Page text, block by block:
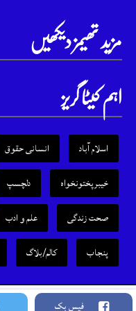
فیس بک
مزید تھیمز دیکھیں
اہم کیٹا گریز
اسلام آباد انسانی حقوق
خیبرپختونخواہ
دلچسپ
صحت زندگی
علم و ادب
پنجاب
کالم/بلاگ